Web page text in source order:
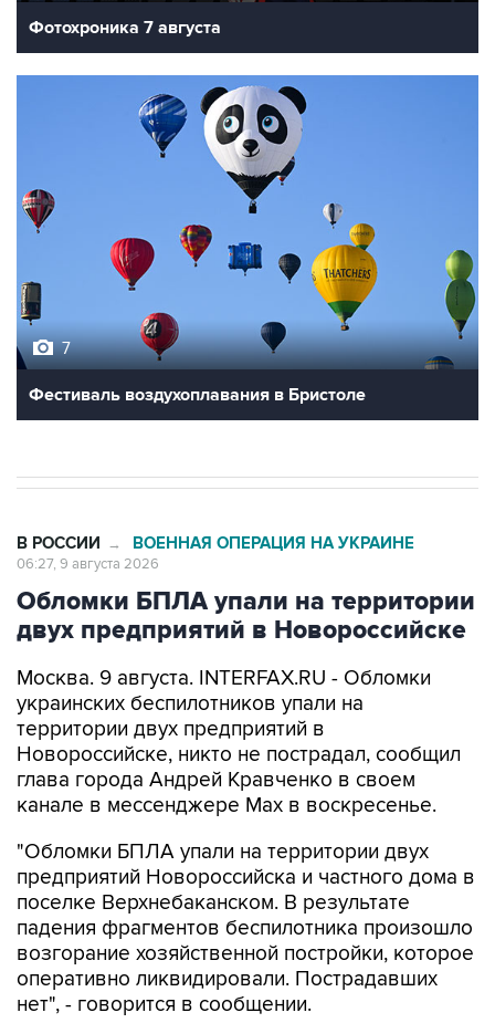
Фотохроника 7 августа
7
Фестиваль воздухоплавания в Бристоле
В РОССИИ → ВОЕННАЯ ОПЕРАЦИЯ НА УКРАИНЕ
06:27, 9 августа 2026
Обломки БПЛА упали на территории
двух предприятий в Новороссийске
Москва. 9 августа. INTERFAX.RU - Обломки
украинских беспилотников упали на
территории двух предприятий в
Новороссийске, никто не пострадал, сообщил
глава города Андрей Кравченко в своем
канале в мессенджере Max в воскресенье.
"Обломки БПЛА упали на территории двух
предприятий Новороссийска и частного дома в
поселке Верхнебаканском. В результате
падения фрагментов беспилотника произошло
возгорание хозяйственной постройки, которое
оперативно ликвидировали. Пострадавших
нет", - говорится в сообщении.